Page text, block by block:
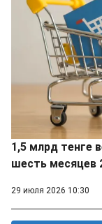
1,5 млрд тенге
шесть месяцев
29 июля 2026 10:30